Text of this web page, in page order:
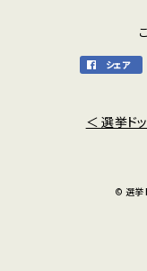
シェア
＜ 選挙ド
© 選挙